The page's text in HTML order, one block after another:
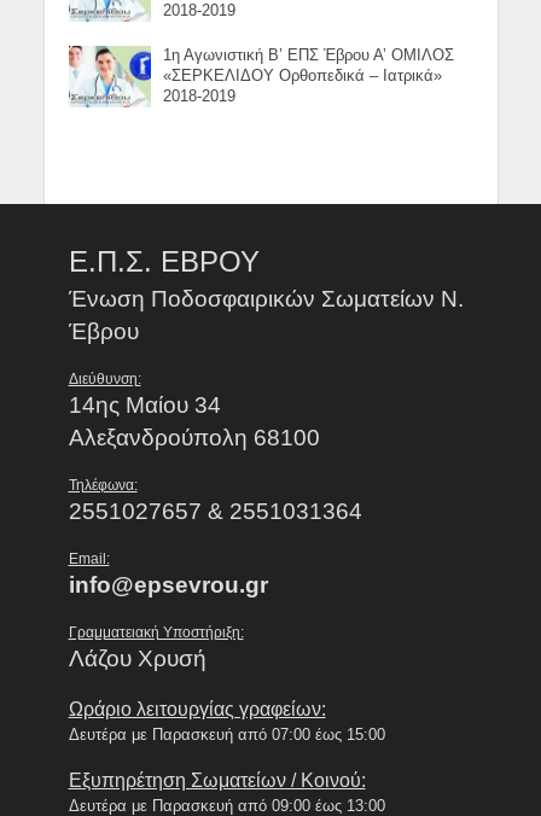
2018-2019
1η Αγωνιστική Β’ ΕΠΣ Έβρου Α’ ΟΜΙΛΟΣ
«ΣΕΡΚΕΛΙΔΟΥ Ορθοπεδικά – Ιατρικά»
2018-2019
Ε.Π.Σ. ΕΒΡΟΥ
Ένωση Ποδοσφαιρικών Σωματείων Ν.
Έβρου
Διεύθυνση:
14ης Μαίου 34
Αλεξανδρούπολη 68100
Τηλέφωνα:
2551027657 & 2551031364
Email:
info@epsevrou.gr
Γραμματειακή Υποστήριξη:
Λάζου Χρυσή
Ωράριο λειτουργίας γραφείων:
Δευτέρα με Παρασκευή από 07:00 έως 15:00
Εξυπηρέτηση Σωματείων / Κοινού:
Δευτέρα με Παρασκευή από 09:00 έως 13:00